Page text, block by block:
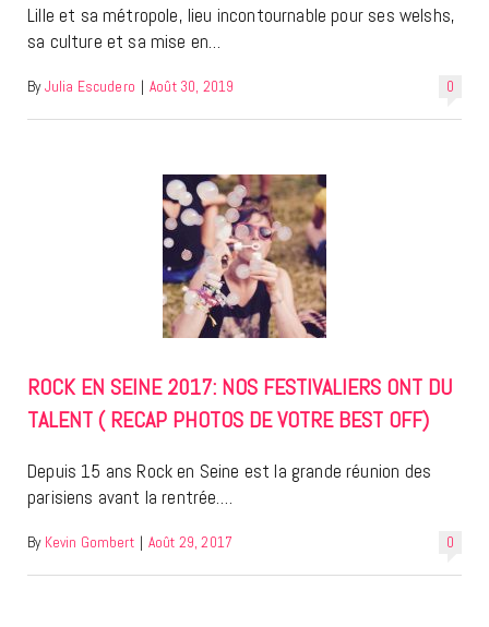
Lille et sa métropole, lieu incontournable pour ses welshs,
sa culture et sa mise en…
0
By Julia Escudero | Août 30, 2019
ROCK EN SEINE 2017: NOS FESTIVALIERS ONT DU
TALENT ( RECAP PHOTOS DE VOTRE BEST OFF)
Depuis 15 ans Rock en Seine est la grande réunion des
parisiens avant la rentrée.…
0
By Kevin Gombert | Août 29, 2017